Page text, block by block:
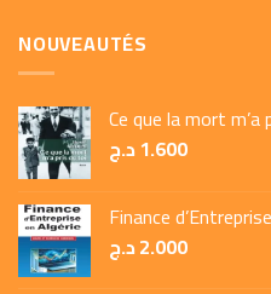
NOUVEAUTÉS
Ce que la mort
1.600د.ج
Finance
2.000د.ج